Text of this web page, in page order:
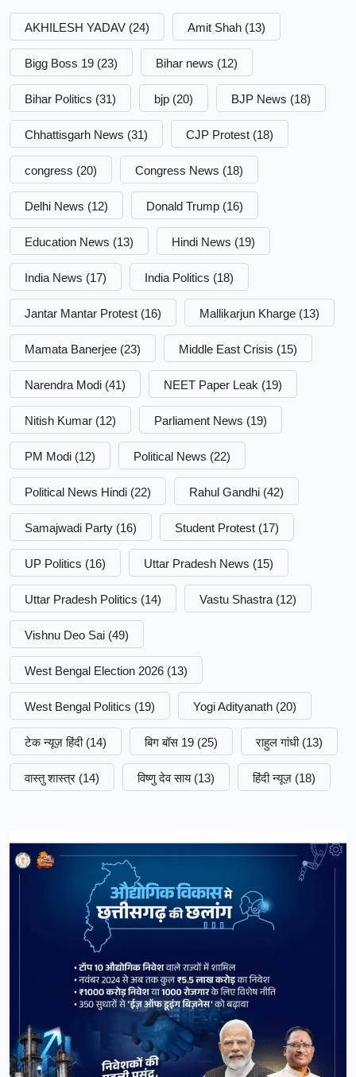
AKHILESH YADAV (24) Amit Shah (13)
Bigg Boss 19 (23) Bihar news (12)
Bihar Politics (31) bjp (20) BJP News (18)
Chhattisgarh News (31) CJP Protest (18)
congress (20) Congress News (18)
Delhi News (12) Donald Trump (16)
Education News (13) Hindi News (19)
India News (17) India Politics (18)
Jantar Mantar Protest (16) Mallikarjun Kharge (13)
Mamata Banerjee (23) Middle East Crisis (15)
Narendra Modi (41) NEET Paper Leak (19)
Nitish Kumar (12) Parliament News (19)
PM Modi (12) Political News (22)
Political News Hindi (22) Rahul Gandhi (42)
Samajwadi Party (16) Student Protest (17)
UP Politics (16) Uttar Pradesh News (15)
Uttar Pradesh Politics (14) Vastu Shastra (12)
Vishnu Deo Sai (49)
West Bengal Election 2026 (13)
West Bengal Politics (19) Yogi Adityanath (20)
टेक न्यूज़ हिंदी (14) बिग बॉस 19 (25) राहुल गांधी (13)
वास्तु शास्त्र (14) विष्णु देव साय (13) हिंदी न्यूज़ (18)